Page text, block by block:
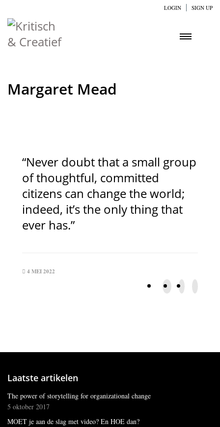
LOGIN SIGN UP
Margaret Mead
“Never doubt that a small group
of thoughtful, committed
citizens can change the world;
indeed, it’s the only thing that
ever has.”
4 MEI 2022
Laatste artikelen
The power of storytelling for organizational change
5 oktober 2017
MOET je aan de slag met video? En HOE dan?